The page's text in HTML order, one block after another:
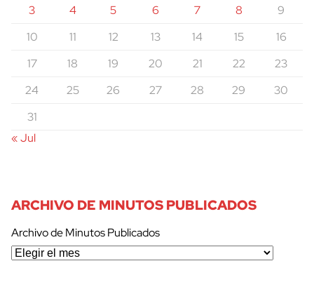
3
4 5 6 7 8
9
10
11 12 13 14 15
16
17
18 19 20 21 22
23
24
25 26 27 28 29
30
31
« Jul
ARCHIVO DE MINUTOS PUBLICADOS
Archivo de Minutos Publicados